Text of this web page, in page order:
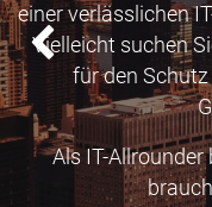
einer verlässlichen
Vielleicht suchen
für den Schutz
Als IT-
Bisherige